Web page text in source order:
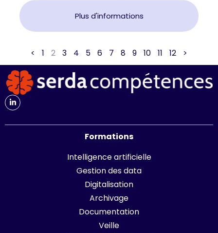
Plus d'informations
< 1 2 3 4 5 6 7 8 9 10 11 12 >
Formations
Intelligence artificielle
Gestion des data
Digitalisation
Archivage
Documentation
Veille